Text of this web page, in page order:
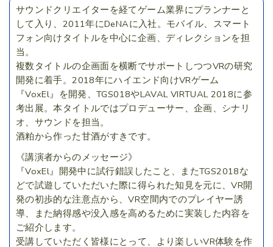
サウンドクリエイターを経てゲーム業界にプランナーと
して入り、2011年にDeNAに入社。モバイル、スマート
フォン向けタイトルを中心に企画、ディレクションを担
当。
複数タイトルの企画面を横断でサポートしつつVRの研究
開発に着手。2018年にハイエンド向けVRゲーム
『VoxEl』を開発、TGS018やLAVAL VIRTUAL 2018に参
考出展。本タイトルではプロデューサー、企画、シナリ
オ、サウンドを担当。
酒粕から作った甘酒がすきです。
《講演者からのメッセージ》
『VoxEl』開発中に試行錯誤したこと、またTGS2018な
どで試遊していただいた際に得られた知見を元に、VR開
発の初歩的な注意点から、VR空間内でのプレイヤー誘
導、また納得感や没入感を高めるために実装した内容を
ご紹介します。
受講していただく皆様にとって、より楽しいVR体験を作